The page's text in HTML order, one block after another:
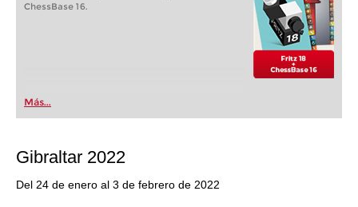
ChessBase 16.
Más...
Gibraltar 2022
Del 24 de enero al 3 de febrero de 2022